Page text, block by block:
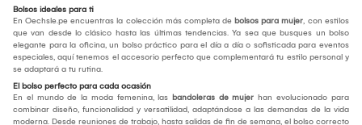
Bolsos ideales para ti
En Oechsle.pe encuentras la colección más completa de bolsos para mujer, con estilos
que van desde lo clásico hasta las últimas tendencias. Ya sea que busques un bolso
elegante para la oficina, un bolso práctico para el día a día o sofisticada para eventos
especiales, aquí tenemos el accesorio perfecto que complementará tu estilo personal y
se adaptará a tu rutina.
El bolso perfecto para cada ocasión
En el mundo de la moda femenina, las bandoleras de mujer han evolucionado para
combinar diseño, funcionalidad y versatilidad, adaptándose a las demandas de la vida
moderna. Desde reuniones de trabajo, hasta salidas de fin de semana, el bolso correcto